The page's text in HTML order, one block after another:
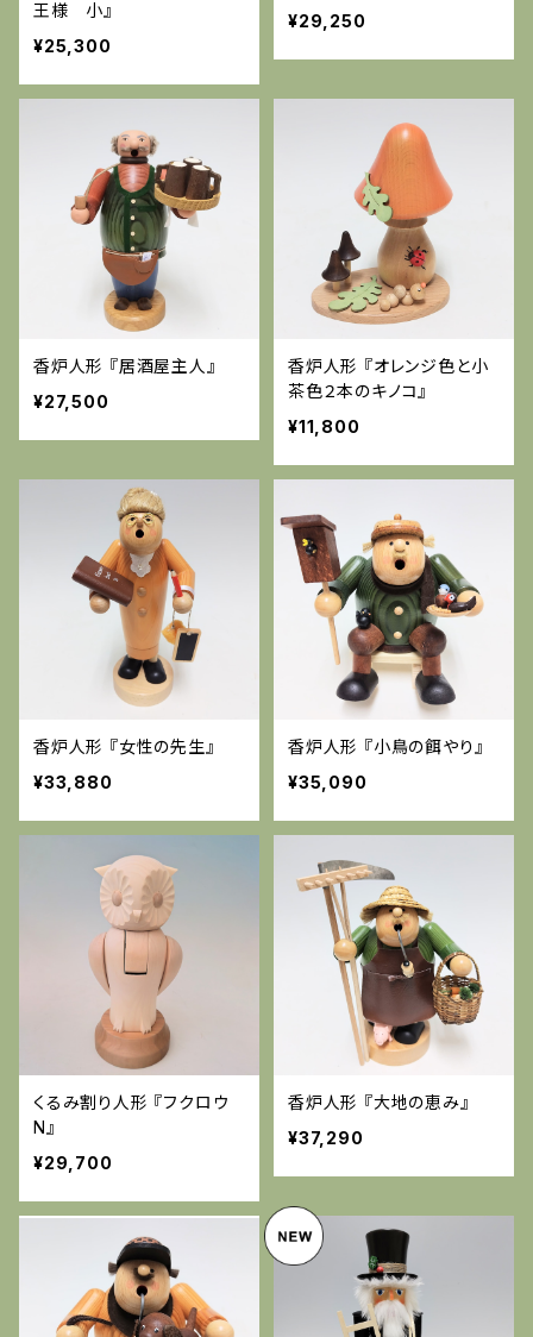
王様 小』
¥25,300
¥29,250
香炉人形 『居酒屋主人』
¥27,500
香炉人形 『オレンジ色と小
茶色２本のキノコ』
¥11,800
香炉人形 『女性の先生』
¥33,880
香炉人形 『小鳥の餌やり』
¥35,090
くるみ割り人形 『フクロウ
N』
¥29,700
香炉人形 『大地の恵み』
¥37,290